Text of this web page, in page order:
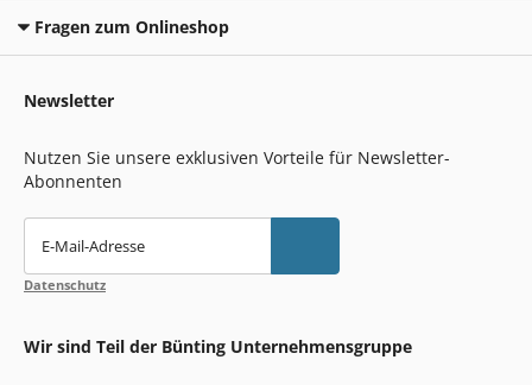
Fragen zum Onlineshop
Newsletter
Nutzen Sie unsere exklusiven Vorteile für Newsletter-
Abonnenten
E-Mail-Adresse
Datenschutz
Wir sind Teil der Bünting Unternehmensgruppe